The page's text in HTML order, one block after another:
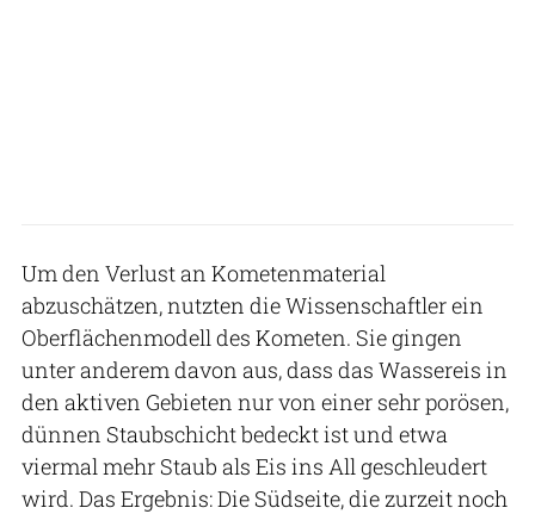
Um den Verlust an Kometenmaterial
abzuschätzen, nutzten die Wissenschaftler ein
Oberflächenmodell des Kometen. Sie gingen
unter anderem davon aus, dass das Wassereis in
den aktiven Gebieten nur von einer sehr porösen,
dünnen Staubschicht bedeckt ist und etwa
viermal mehr Staub als Eis ins All geschleudert
wird. Das Ergebnis: Die Südseite, die zurzeit noch